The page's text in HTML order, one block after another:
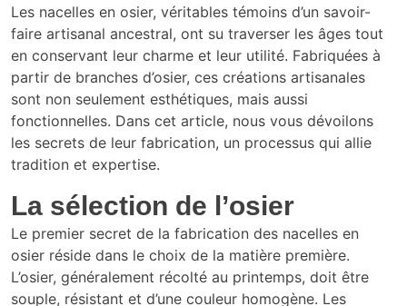
Les nacelles en osier, véritables témoins d’un savoir-
faire artisanal ancestral, ont su traverser les âges tout
en conservant leur charme et leur utilité. Fabriquées à
partir de branches d’osier, ces créations artisanales
sont non seulement esthétiques, mais aussi
fonctionnelles. Dans cet article, nous vous dévoilons
les secrets de leur fabrication, un processus qui allie
tradition et expertise.
La sélection de l’osier
Le premier secret de la fabrication des nacelles en
osier réside dans le choix de la matière première.
L’osier, généralement récolté au printemps, doit être
souple, résistant et d’une couleur homogène. Les